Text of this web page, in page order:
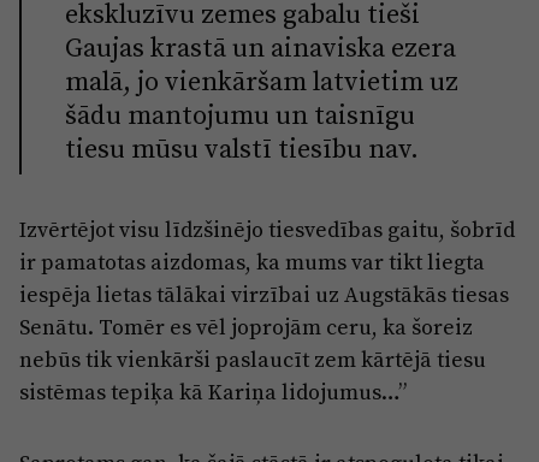
ekskluzīvu zemes gabalu tieši
Gaujas krastā un ainaviska ezera
malā, jo vienkāršam latvietim uz
šādu mantojumu un taisnīgu
tiesu mūsu valstī tiesību nav.
Izvērtējot visu līdzšinējo tiesvedības gaitu, šobrīd
ir pamatotas aizdomas, ka mums var tikt liegta
iespēja lietas tālākai virzībai uz Augstākās tiesas
Senātu. Tomēr es vēl joprojām ceru, ka šoreiz
nebūs tik vienkārši paslaucīt zem kārtējā tiesu
sistēmas tepiķa kā Kariņa lidojumus…”